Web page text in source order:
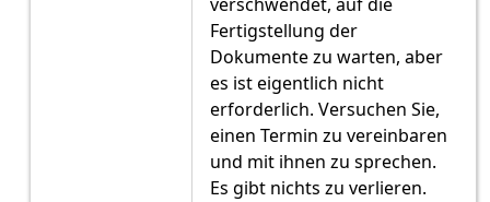
Fertigstellung der
Dokumente zu warten, aber
es ist eigentlich nicht
erforderlich. Versuchen Sie,
einen Termin zu vereinbaren
und mit ihnen zu sprechen.
Es gibt nichts zu verlieren.